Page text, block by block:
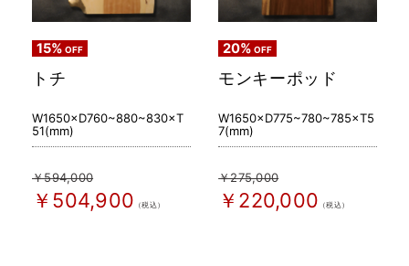
15% OFF
トチ
W1650×D760~880~830×T
51(mm)
￥594,000
￥504,900 （税込）
20% OFF
モンキーポッド
W1650×D775~780~785×T5
7(mm)
￥275,000
￥220,000 （税込）